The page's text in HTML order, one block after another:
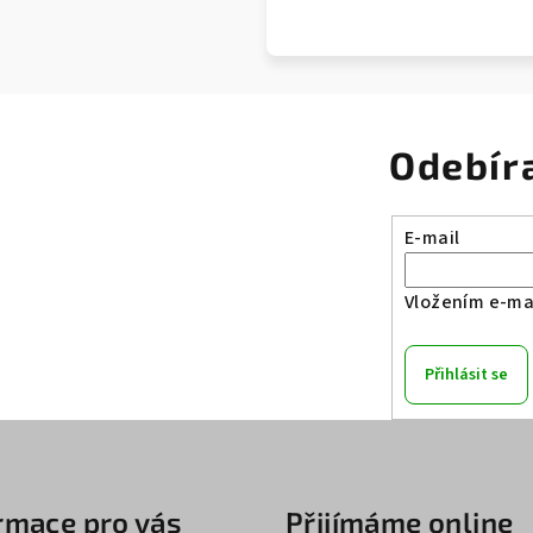
E-mail
Vložením e-
Přihlásit se
pro vás Přijímáme online